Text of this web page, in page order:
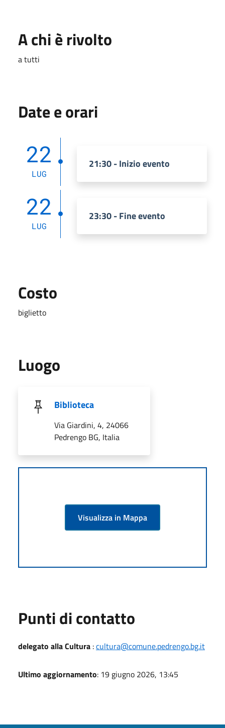
A chi è rivolto
a tutti
Date e orari
22
LUG
21:30 - Inizio evento
22
LUG
23:30 - Fine evento
Costo
biglietto
Luogo
Biblioteca
Via Giardini, 4, 24066
Pedrengo BG, Italia
Visualizza in Mappa
Punti di contatto
delegato alla Cultura :cultura@comune.pedrengo.bg.it
Ultimo aggiornamento: 19 giugno 2026, 13:45